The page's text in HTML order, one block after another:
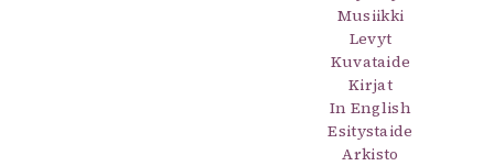
Musiikki
Levyt
Kuvataide
Kirjat
In English
Esitystaide
Arkisto